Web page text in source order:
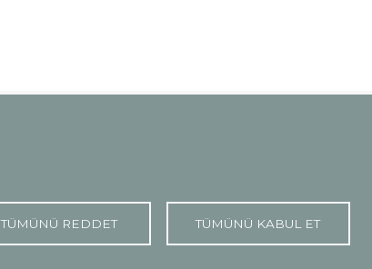
TÜMÜNÜ REDDET TÜMÜNÜ KABUL ET